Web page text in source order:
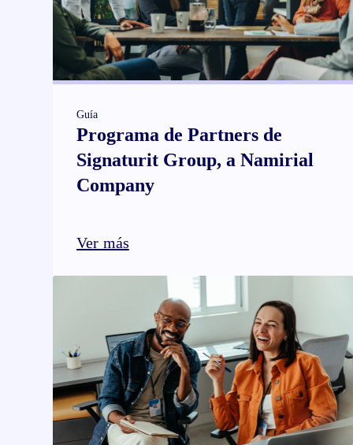
Guía
Programa de Partners de
Signaturit Group, a Namirial
Company
Ver más